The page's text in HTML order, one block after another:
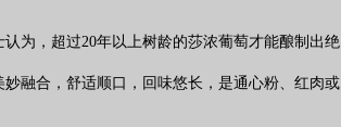
为，超过20年以上树龄的莎浓葡萄才能酿制出绝
融合，舒适顺口，回味悠长，是通心粉、红肉或